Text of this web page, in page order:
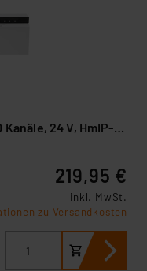
24 V, HmIP-
219,95 €
inkl. MwSt.
zu Versandkosten